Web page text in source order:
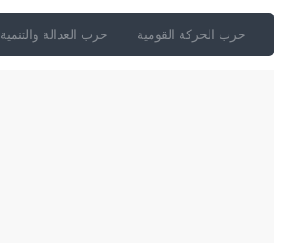
حزب العدالة والتنمية حزب الحركة القومية